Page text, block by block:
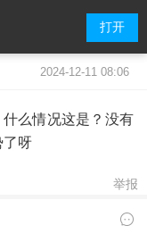
打开
2024-12-11 08:06
么情况这是？没有
了呀
举报